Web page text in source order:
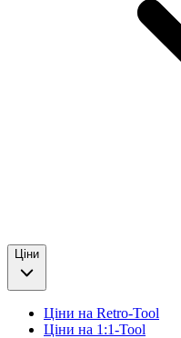
Ціни
Ціни на Retro-Tool
Ціни на 1:1-Tool